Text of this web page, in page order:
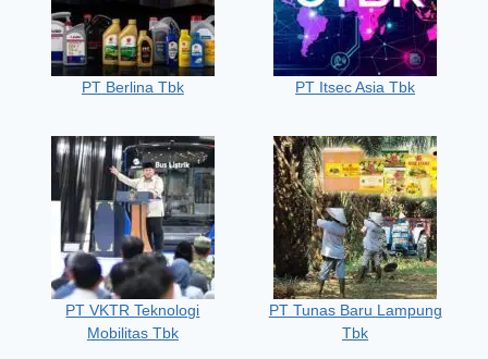
PT Berlina Tbk PT Itsec Asia Tbk
PT VKTR Teknologi
Mobilitas Tbk
PT Tunas Baru Lampung
Tbk